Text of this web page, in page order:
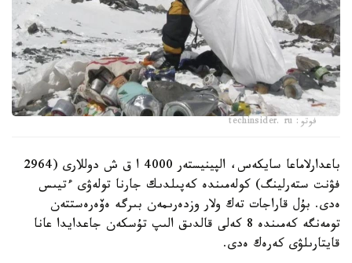
فوتو: techinsider. ru
باعدارلاماعا سايكەس، الپينيستەر 4000 ا ق ش دوللارى (2964
فۋنت ستەرلينگ) كولەمىندە كەپىلدىك جارنا تولەۋى ءتيىس
ەدى. بۇل قاراجات تەك ولار وزدەرىمەن بىرگە ەۆەرەستتەن
تومەنگە كەمىندە 8 كەلى قالدىق الىپ تۇسكەن جاعدايدا عانا
قايتارىلۋى كەرەك ەدى.